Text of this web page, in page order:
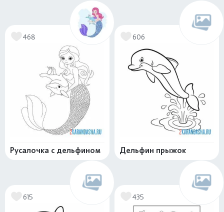
468
Русалочка с дельфином
606
Дельфин прыжок
615 435